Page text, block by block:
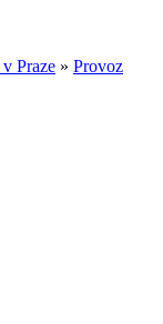
Praze » Provoz